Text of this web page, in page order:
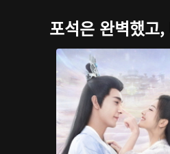
포석은 완벽했고